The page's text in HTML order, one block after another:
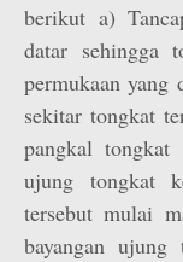
berikut a)
datar sehingga
permukaan yang
sekitar tongkat
pangkal
ujung tongkat
tersebut mulai
bayangan